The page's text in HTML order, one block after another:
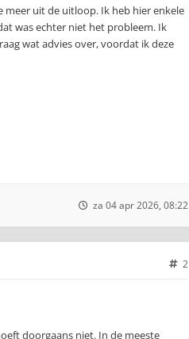
meer uit de uitloop. Ik heb hier enkele
was echter niet het probleem. Ik
wat advies over, voordat ik deze
za 04 apr 2026, 08:22
2
doorgaans niet. In de meeste